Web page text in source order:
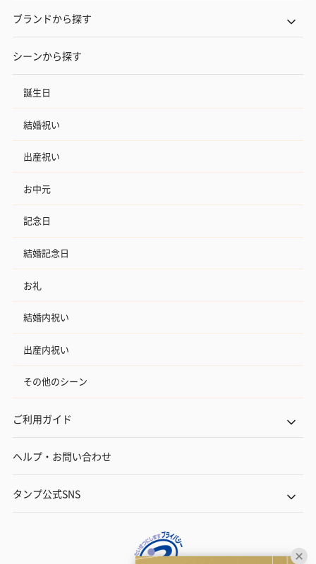
ブランドから探す
シーンから探す
誕生日
結婚祝い
出産祝い
お中元
記念日
結婚記念日
お礼
結婚内祝い
出産内祝い
その他のシーン
ご利用ガイド
ヘルプ・お問い合わせ
タンプ公式SNS